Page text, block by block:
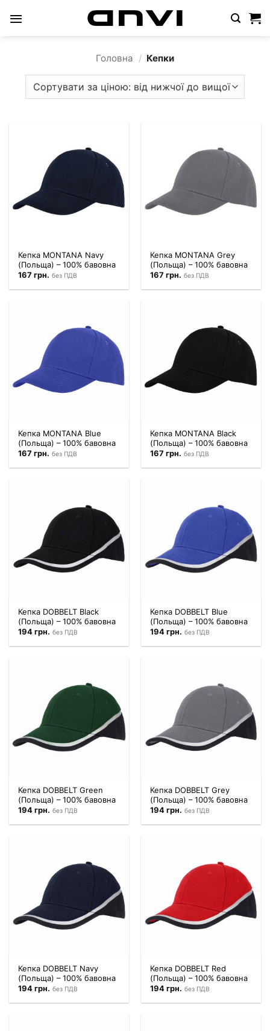
Головна / Кепки
Кепка MONTANA Navy
(Польща) – 100% бавовна
167грн. без ПДВ
Кепка MONTANA Grey
(Польща) – 100% бавовна
167грн. без ПДВ
Кепка MONTANA Blue
(Польща) – 100% бавовна
167грн. без ПДВ
Кепка MONTANA Black
(Польща) – 100% бавовна
167грн. без ПДВ
Кепка DOBBELT Black
(Польща) – 100% бавовна
194грн. без ПДВ
Кепка DOBBELT Blue
(Польща) – 100% бавовна
194грн. без ПДВ
Кепка DOBBELT Green
(Польща) – 100% бавовна
194грн. без ПДВ
Кепка DOBBELT Grey
(Польща) – 100% бавовна
194грн. без ПДВ
Кепка DOBBELT Navy
(Польща) – 100% бавовна
194грн. без ПДВ
Кепка DOBBELT Red
(Польща) – 100% бавовна
194грн. без ПДВ